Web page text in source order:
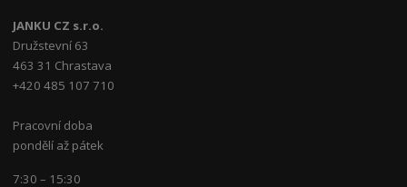
JANKU CZ s.r.o.
Družstevní 63
463 31 Chrastava
+420 485 107 710
Pracovní doba
pondělí až pátek
7:30 – 15:30